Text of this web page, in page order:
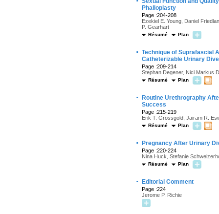
Phalloplasty
Page :204-208
Ezekiel E. Young, Daniel
P. Gearhart
Résumé Plan
· Technique of Suprafascial
Catheterizable Urinary
Page :209-214
Stephan Degener, Nici Markus
Résumé Plan
·
Routine Urethrography
Success
Page :215-219
Erik T. Grossgold, Jairam R.
Résumé Plan
· Pregnancy After Urinary
Page :220-224
Nina Huck, Stefanie
Résumé Plan
· Editorial Comment
Page :224
Jerome P. Richie